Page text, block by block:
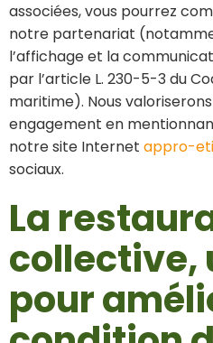
associées, vous pourrez
notre partenariat
l’affichage et la
par l’article L. 230-5-3 du
maritime). Nous
engagement en
notre site Internet appro-
sociaux.
La
collective,
pour